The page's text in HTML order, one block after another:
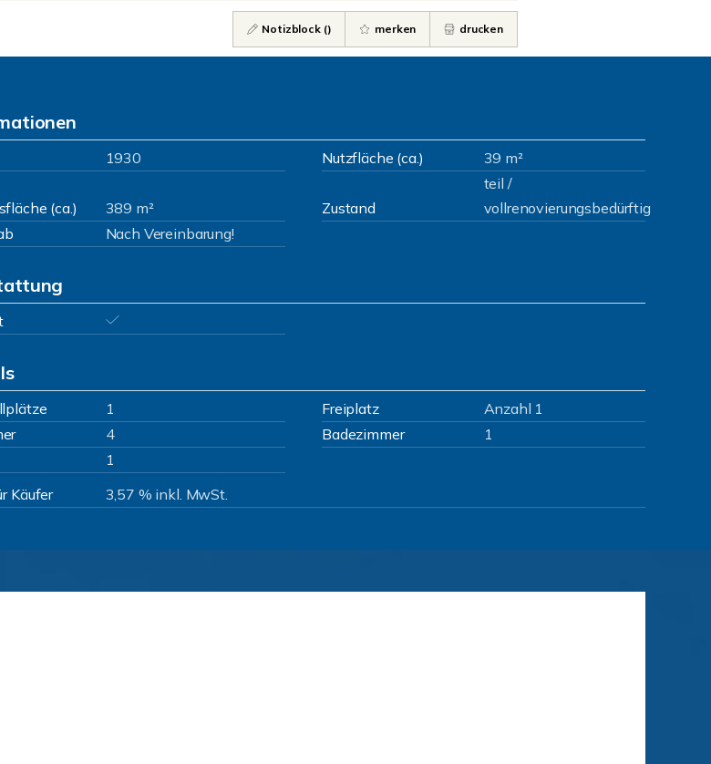
Notizblock () merken drucken
1930 Nutzfläche (ca.) 39 m²
(ca.) 389 m² Zustand
teil /
vollrenovierungsbedürftig
Nach Vereinbarung!
1 Freiplatz
Anzahl 1
4 Badezimmer
1
1
Käufer
3,57 % inkl. MwSt.